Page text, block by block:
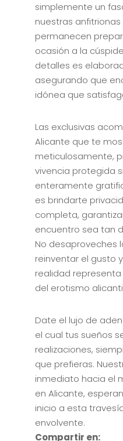
simplemente un
nuestras
permanecen
ocasión a la
detalles es
asegurando que
idónea que
Las exclusivas
Alicante que te
meticulosamente,
vivencia protegida
enteramente
es brindarte
completa,
encuentro sea tan
No desaproveches
reinventar el gusto
realidad
del erotismo
Date el lujo de
el cual tus sueños
realizaciones,
que prefieras.
inmediato hacia el
en Alicante,
inicio a esta
envolvente.
Compartir en: